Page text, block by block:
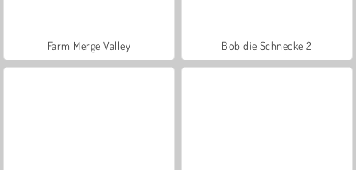
Farm Merge Valley Bob die Schnecke 2